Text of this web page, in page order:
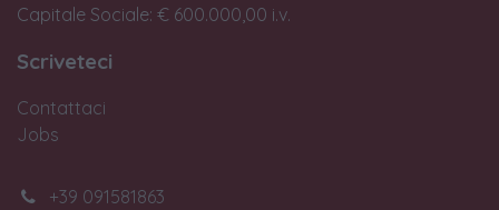
Capitale Sociale: € 600.000,00 i.v.
Scriveteci
Contattaci
Jobs
+39 091581863